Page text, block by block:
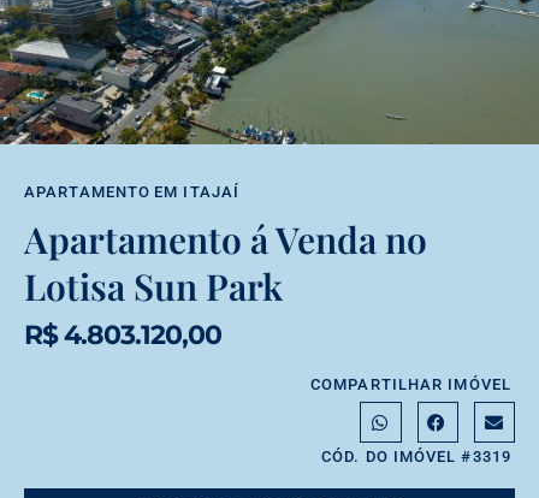
APARTAMENTO EM ITAJAÍ
Apartamento á Venda no
Lotisa Sun Park
R$ 4.803.120,00
COMPARTILHAR IMÓVEL
CÓD. DO IMÓVEL #3319